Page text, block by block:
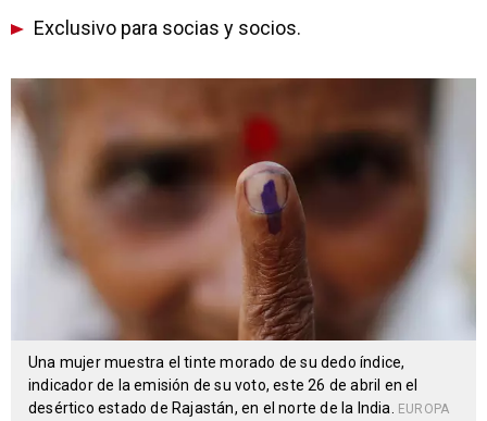
Exclusivo para socias y socios.
Una mujer muestra el tinte morado de su dedo índice,
indicador de la emisión de su voto, este 26 de abril en el
desértico estado de Rajastán, en el norte de la India.
EUROPA